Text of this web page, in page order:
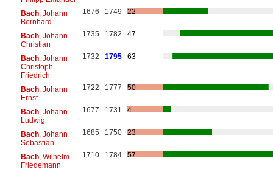
Bach, Johann
Bernhard
1676 1749 22
Bach, Johann
Christian
1735 1782 47
Bach, Johann
Christoph
Friedrich
1732 1795 63
Bach, Johann
Ernst
1722 1777 50
Bach, Johann
Ludwig
1677 1731 4
Bach, Johann
Sebastian
1685 1750 23
Bach, Wilhelm
Friedemann
1710 1784 57